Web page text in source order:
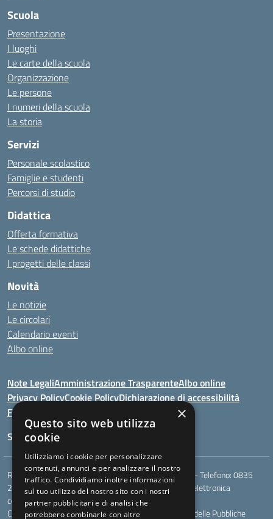
Scuola
Presentazione
I luoghi
Le carte della scuola
Organizzazione
Le persone
I numeri della scuola
La storia
Servizi
Personale scolastico
Famiglie e studenti
Percorsi di studio
Didattica
Offerta formativa
Le schede didattiche
I progetti delle classi
Novità
Le notizie
Le circolari
Calendario eventi
Albo online
Note LegaliAmministrazione TrasparenteAlbo online
Privacy PolicyCookie PolicyDichiarazione di accessibilità
Feedback
Seguici su:
Rione Marco Polo, snc - 75024 Montescaglioso (MT) - Telefono:0835
207109- Email:mtic823003@istruzione.it- Posta elettronica
certificata (PEC):mtic823003@pec.istruzione.it
Codice meccanografico: MTIC823003 - Codice Indice delle Pubbliche
×
Questo sito web utilizza
cookie
Utilizziamo i cookie per personalizzare
contenuti, annunci e per analizzare il nostro
traffico. Condividiamo inoltre informazioni
sul tuo utilizzo del nostro sito con i nostri
partner pubblicitari e di analisi che
potrebbero combinarle con altre